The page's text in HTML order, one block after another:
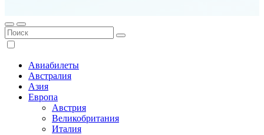
Авиабилеты
Австралия
Азия
Европа
Австрия
Великобритания
Италия